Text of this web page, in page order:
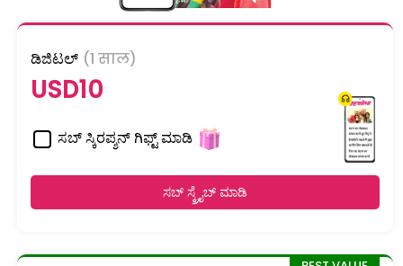
ಡಿಜಿಟಲ್ (1 साल)
USD10
ಸಬ್ ಸ್ಕಿರಪ್ಶನ್ ಗಿಫ್ಟ್ ಮಾಡಿ
ಸಬ್ ಸ್ಕ್ರೈಬ್ ಮಾಡಿ